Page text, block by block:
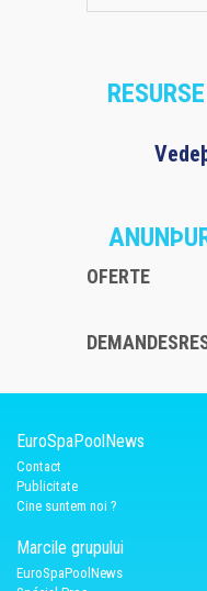
OFERTE
EuroSpaPoolNews
Contact
Publicitate
Cine suntem noi ?
Marcile grupului
EuroSpaPoolNews